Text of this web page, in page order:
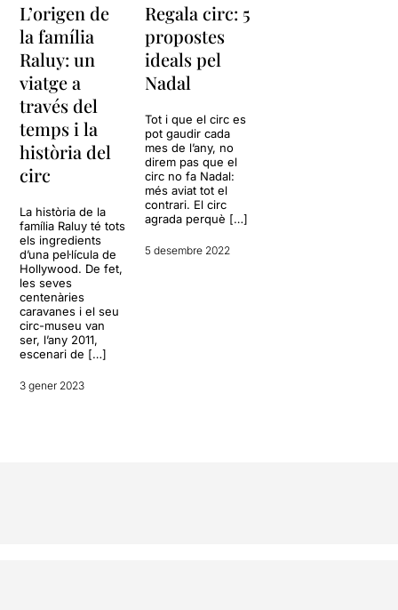
L’origen de
la família
Raluy: un
viatge a
través del
temps i la
història del
circ
La història de la
família Raluy té tots
els ingredients
d’una pel·lícula de
Hollywood. De fet,
les seves
centenàries
caravanes i el seu
circ-museu van
ser, l’any 2011,
escenari de […]
3 gener 2023
Regala circ: 5
propostes
ideals pel
Nadal
Tot i que el circ es
pot gaudir cada
mes de l’any, no
direm pas que el
circ no fa Nadal:
més aviat tot el
contrari. El circ
agrada perquè […]
5 desembre 2022